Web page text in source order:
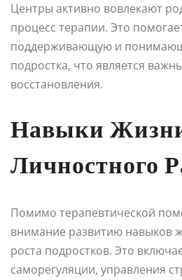
Центры активно вовлекают
процесс терапии. Это
поддерживающую и
подростка, что является
восстановления.
Навыки
Личностного
Помимо терапевтической
внимание развитию навыков
роста подростков. Это
саморегуляции, управления